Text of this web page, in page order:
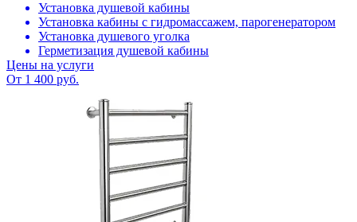
Установка душевой кабины
Установка кабины с гидромассажем, парогенератором
Установка душевого уголка
Герметизация душевой кабины
Цены на услуги
От 1 400 руб.